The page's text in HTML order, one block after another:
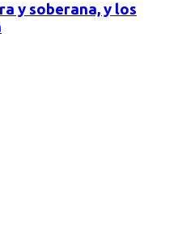
y soberana, y los